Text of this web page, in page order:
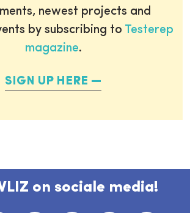
newest projects and
by subscribing to Testerep
magazine.
SIGN UP HERE
on sociale media!